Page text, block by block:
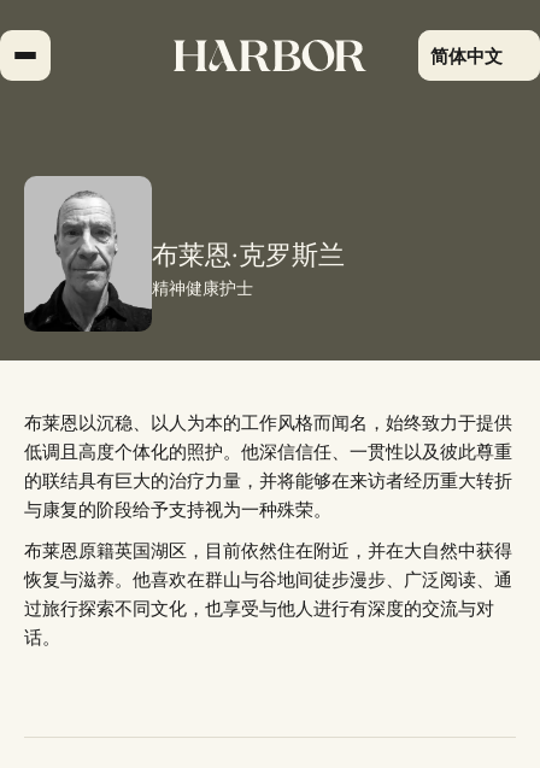
到
内
简体中文
布莱恩·克罗斯兰
精神健康护士
布莱恩以沉稳、以人为本的工作风格而闻名，始终致力于提供
低调且高度个体化的照护。他深信信任、一贯性以及彼此尊重
的联结具有巨大的治疗力量，并将能够在来访者经历重大转折
与康复的阶段给予支持视为一种殊荣。
布莱恩原籍英国湖区，目前依然住在附近，并在大自然中获得
恢复与滋养。他喜欢在群山与谷地间徒步漫步、广泛阅读、通
过旅行探索不同文化，也享受与他人进行有深度的交流与对
话。